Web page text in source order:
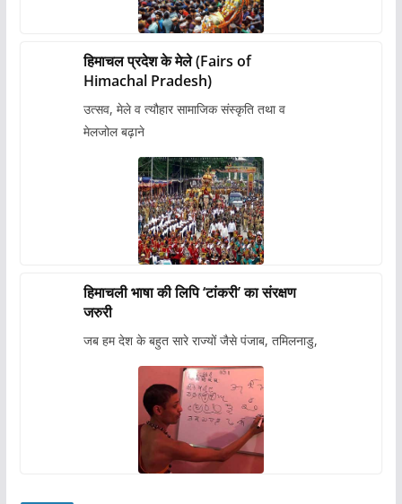
हिमाचल प्रदेश के मेले (Fairs of
Himachal Pradesh)
उत्सव, मेले व त्यौहार सामाजिक संस्कृति तथा व
मेलजोल बढ़ाने
हिमाचली भाषा की लिपि ‘टांकरी’ का संरक्षण
जरुरी
जब हम देश के बहुत सारे राज्यों जैसे पंजाब, तमिलनाडु,